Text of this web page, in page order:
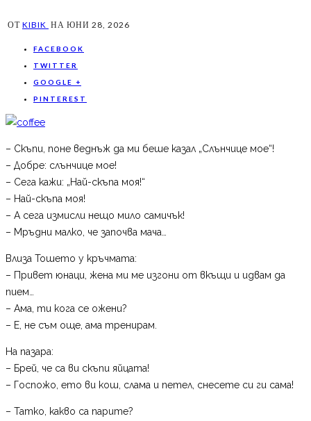
ОТ KIBIK НА ЮНИ 28, 2026
FACEBOOK
TWITTER
GOOGLE +
PINTEREST
– Скъпи, поне веднъж да ми беше казал „Слънчице мое“!
– Добре: слънчице мое!
– Сега кажи: „Най-скъпа моя!“
– Най-скъпа моя!
– А сега измисли нещо мило самичък!
– Мръдни малко, че започва мача…
Влиза Тошето у кръчмата:
– Привет юнаци, жена ми ме изгони от вкъщи и идвам да
пием…
– Ама, ти кога се ожени?
– Е, не съм още, ама тренирам.
На пазара:
– Брей, че са ви скъпи яйцата!
– Госпожо, ето ви кош, слама и петел, снесете си ги сама!
– Татко, какво са парите?